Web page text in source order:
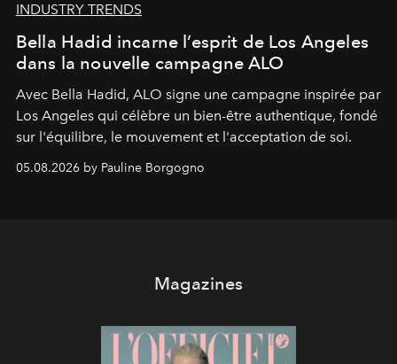
INDUSTRY TRENDS
Bella Hadid incarne l’esprit de Los Angeles
dans la nouvelle campagne ALO
Avec Bella Hadid, ALO signe une campagne inspirée par
Los Angeles qui célèbre un bien-être authentique, fondé
sur l'équilibre, le mouvement et l'acceptation de soi.
05.08.2026 by Pauline Borgogno
Magazines